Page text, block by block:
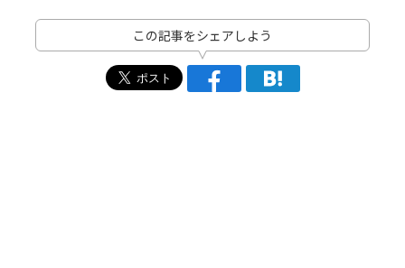
この記事をシェアしよう